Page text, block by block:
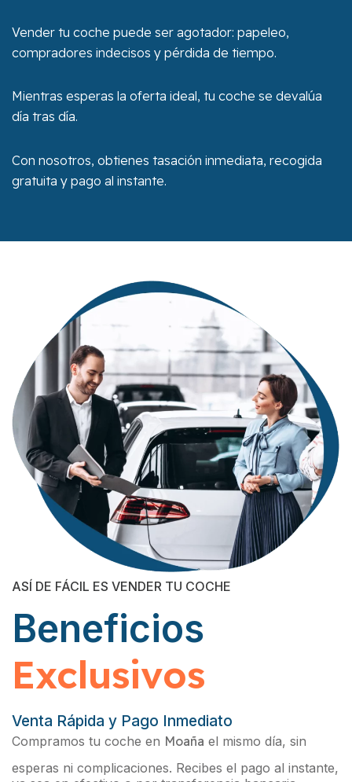
Vender tu coche puede ser agotador: papeleo,
compradores indecisos y pérdida de tiempo.
Mientras esperas la oferta ideal, tu coche se devalúa
día tras día.
Con nosotros, obtienes tasación inmediata, recogida
gratuita y pago al instante.
ASÍ DE FÁCIL ES VENDER TU COCHE
Beneficios
Exclusivos
Venta Rápida y Pago Inmediato
Compramos tu coche en Moaña el mismo día, sin
esperas ni complicaciones. Recibes el pago al instante,